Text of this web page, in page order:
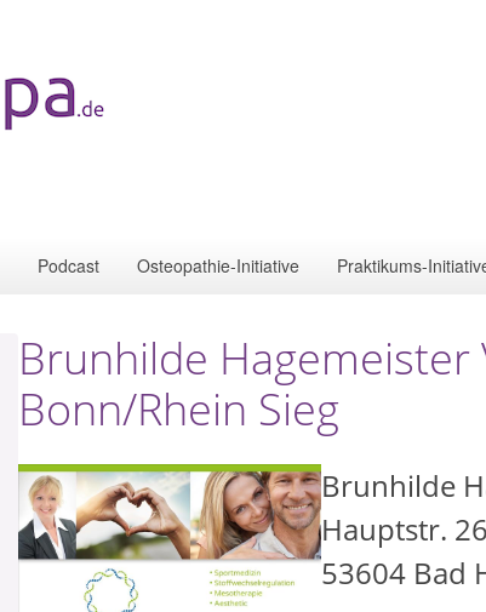
Podcast Osteopathie-Initiative Praktikums-
Brunhilde Hagemeister
Bonn/Rhein Sieg
Brunhilde
Hauptstr.
53604 Bad